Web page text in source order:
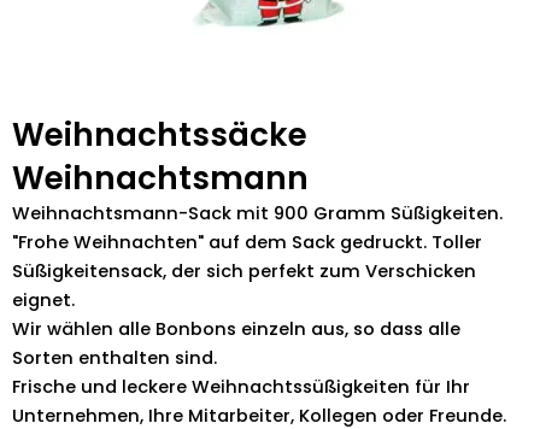
Weihnachtssäcke
Weihnachtsmann
Weihnachtsmann-Sack mit 900 Gramm Süßigkeiten.
"Frohe Weihnachten" auf dem Sack gedruckt. Toller
Süßigkeitensack, der sich perfekt zum Verschicken
eignet.
Wir wählen alle Bonbons einzeln aus, so dass alle
Sorten enthalten sind.
Frische und leckere Weihnachtssüßigkeiten für Ihr
Unternehmen, Ihre Mitarbeiter, Kollegen oder Freunde.